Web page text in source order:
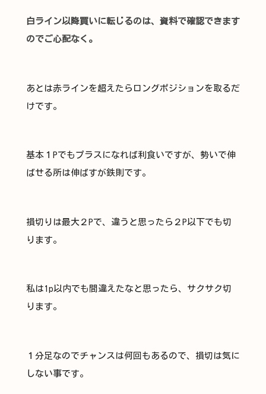
白ライン以降買いに転じるのは、資料で確認できます
のでご心配なく。
あとは赤ラインを超えたらロングポジションを取るだ
けです。
基本１Pでもプラスになれば利食いですが、勢いで伸
ばせる所は伸ばすが鉄則です。
損切りは最大２Pで、違うと思ったら２P以下でも切
ります。
私は1p以内でも間違えたなと思ったら、サクサク切
ります。
１分足なのでチャンスは何回もあるので、損切は気に
しない事です。